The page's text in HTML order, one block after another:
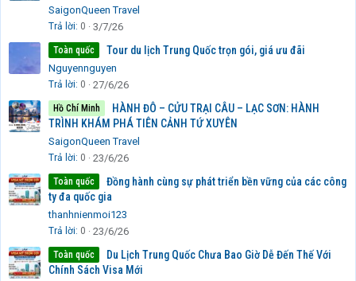
SaigonQueen Travel
Trả lời 0 3/7/26
Toàn quốc Tour du lịch Trung Quốc trọn gói, giá ưu đãi
Nguyennguyen
Trả lời 0 27/6/26
Hồ Chí Minh
HÀNH ĐÔ – CỬU TRẠI CÂU – LẠC SƠN: HÀNH
TRÌNH KHÁM PHÁ TIÊN CẢNH TỨ XUYÊN
SaigonQueen Travel
Trả lời 0 23/6/26
Toàn quốc
Đồng hành cùng sự phát triển bền vững của các công
ty đa quốc gia
thanhnienmoi123
Trả lời 0 23/6/26
Toàn quốc
Du Lịch Trung Quốc Chưa Bao Giờ Dễ Đến Thế Với
Chính Sách Visa Mới